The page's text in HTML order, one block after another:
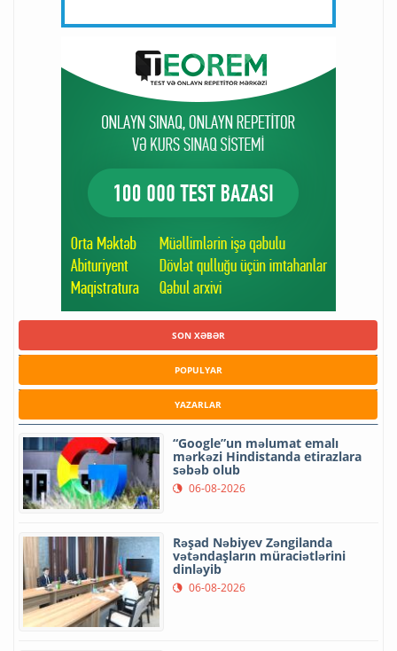
SON XƏBƏR
POPULYAR
YAZARLAR
“Google”un məlumat emalı
mərkəzi Hindistanda etirazlara
səbəb olub
06-08-2026
Rəşad Nəbiyev Zəngilanda
vətəndaşların müraciətlərini
dinləyib
06-08-2026